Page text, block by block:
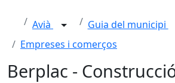
Avià
Guia del municipi
Empreses i comerços
Berplac -